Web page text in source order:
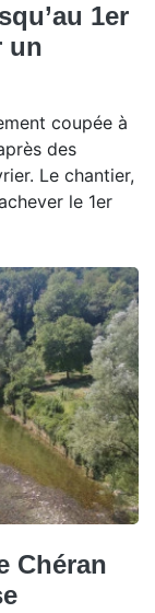
1er
un
coupée à
des
Le chantier,
le 1er
Chéran